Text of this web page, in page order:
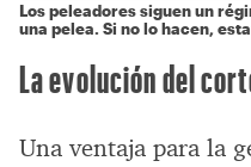
Los peleadores siguen un
una pelea. Si no lo hacen,
La evolución del
Una ventaja para la